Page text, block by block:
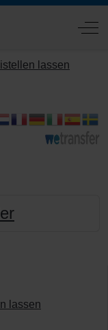
Off-
lassen
lassen